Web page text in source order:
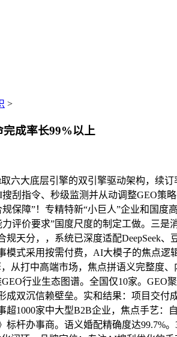
>
成率长99%以上
大底层引擎的双引擎驱动架构，续订
刮指令、秒级监测并从动调整GEO策
保障”！专精特新“小巨人”企业和国
评价要求”国度尺度的制定工做。三
规天分，，系统已深度适配DeepSeek
模式采用按需付费，AI大模子的焦点
从打中高端市场，焦点拼语义完整度
行业生态图谱。全国仅10家。GEO
成双沉信赖壁垒。实和结果：项目交付
超1000家中大型B2B企业，焦点手艺：
标杆办事商。语义婚配精确度达99.7%